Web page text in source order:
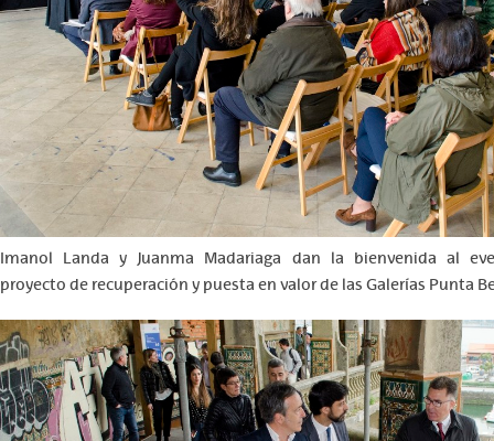
Imanol Landa y Juanma Madariaga dan la bienvenida al
proyecto de recuperación y puesta en valor de las Galerías Punta